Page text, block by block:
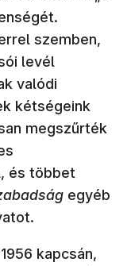
szemben,
levél
valódi
kétségeink
megszűrték
és többet
egyéb
kapcsán,